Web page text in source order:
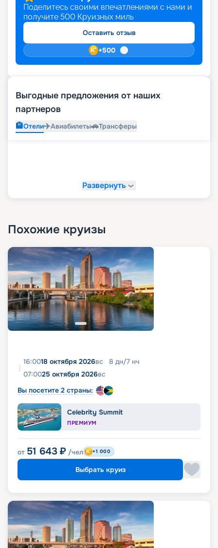
Поделитесь своими впечатлениями с нами и
получите 500 Круизных миль
Оставить отзыв
+500
Выгодные предложения от наших
партнеров
🏨Отели✈️Авиабилеты🚗Трансферы
Развернуть
Похожие круизы
16:0018 октября 2026вс 8 дн/7 нч
07:0025 октября 2026вс
Вы посетите 2 страны:
Celebrity Summit
ПРЕМИУМ
от 51 643 ₽ /чел +1 000
Выбрать круиз